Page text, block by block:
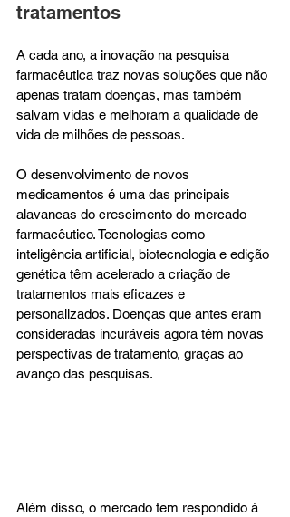
tratamentos
A cada ano, a inovação na pesquisa
farmacêutica traz novas soluções que não
apenas tratam doenças, mas também
salvam vidas e melhoram a qualidade de
vida de milhões de pessoas.
O desenvolvimento de novos
medicamentos é uma das principais
alavancas do crescimento do mercado
farmacêutico. Tecnologias como
inteligência artificial, biotecnologia e edição
genética têm acelerado a criação de
tratamentos mais eficazes e
personalizados. Doenças que antes eram
consideradas incuráveis agora têm novas
perspectivas de tratamento, graças ao
avanço das pesquisas.
Além disso, o mercado tem respondido à